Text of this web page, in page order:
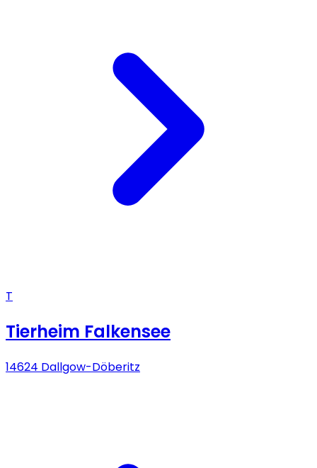
T
Tierheim Falkensee
14624 Dallgow-Döberitz